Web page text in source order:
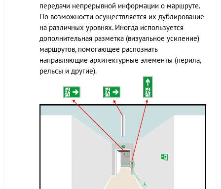
передачи непрерывной информации о маршруте.
По возможности осуществляется их дублирование
на различных уровнях. Иногда используется
дополнительная разметка (визуальное усиление)
маршрутов, помогающее распознать
направляющие архитектурные элементы (перила,
рельсы и другие).